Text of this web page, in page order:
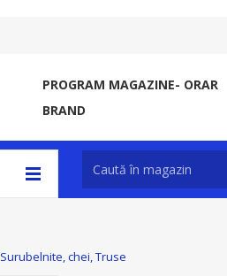
PROGRAM MAGAZINE- ORAR
BRAND
Surubelnite, chei, Truse